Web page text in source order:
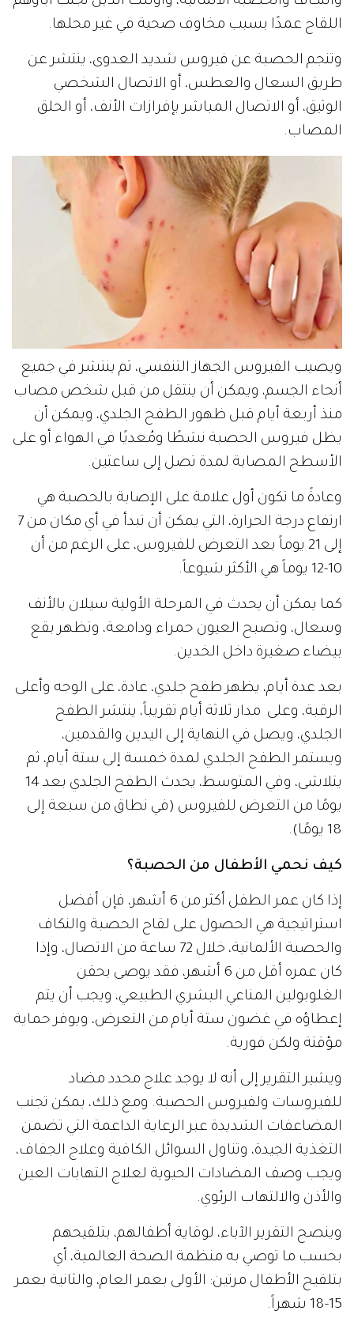
اللقاح عمدًا بسبب مخاوف صحية في غير محلها.
وتنجم الحصبة عن فيروس شديد العدوى، ينتشر عن
طريق السعال والعطس، أو الاتصال الشخصي
الوثيق، أو الاتصال المباشر بإفرازات الأنف، أو الحلق
المصاب.
ويصيب الفيروس الجهاز التنفسي، ثم ينتشر في جميع
أنحاء الجسم، ويمكن أن ينتقل من قبل شخص مصاب
منذ أربعة أيام قبل ظهور الطفح الجلدي، ويمكن أن
يظل فيروس الحصبة نشطًا ومُعديًا في الهواء أو على
الأسطح المصابة لمدة تصل إلى ساعتين.
وعادةً ما تكون أول علامة على الإصابة بالحصبة هي
ارتفاع درجة الحرارة، التي يمكن أن تبدأ في أي مكان من 7
إلى 21 يوماً بعد التعرض للفيروس، على الرغم من أن
10-12 يوماً هي الأكثر شيوعاً.
كما يمكن أن يحدث في المرحلة الأولية سيلان بالأنف
وسعال، وتصبح العيون حمراء ودامعة، وتظهر بقع
بيضاء صغيرة داخل الخدين.
بعد عدة أيام، يظهر طفح جلدي، عادة، على الوجه وأعلى
الرقبة، وعلى مدار ثلاثة أيام تقريباً، ينتشر الطفح
الجلدي، ويصل في النهاية إلى اليدين والقدمين،
ويستمر الطفح الجلدي لمدة خمسة إلى ستة أيام، ثم
يتلاشى، وفي المتوسط​، يحدث الطفح الجلدي بعد 14
يومًا من التعرض للفيروس (في نطاق من سبعة إلى
18 يومًا).
كيف نحمي الأطفال من الحصبة؟
إذا كان عمر الطفل أكثر من 6 أشهر، فإن أفضل
استراتيجية هي الحصول على لقاح الحصبة والنكاف
والحصبة الألمانية، خلال 72 ساعة من الاتصال، وإذا
كان عمره أقل من 6 أشهر، فقد يوصى بحقن
الغلوبولين المناعي البشري الطبيعي، ويجب أن يتم
إعطاؤه في غضون ستة أيام من التعرض، ويوفر حماية
مؤقتة ولكن فورية.
ويشير التقرير إلى أنه لا يوجد علاج محدد مضاد
للفيروسات ولفيروس الحصبة. ومع ذلك، يمكن تجنب
المضاعفات الشديدة عبر الرعاية الداعمة التي تضمن
التغذية الجيدة، وتناول السوائل الكافية وعلاج الجفاف،
ويجب وصف المضادات الحيوية لعلاج التهابات العين
والأذن والالتهاب الرئوي.
وينصح التقرير الآباء، لوقاية أطفالهم، بتلقيحهم
بحسب ما توصي به منظمة الصحة العالمية، أي
بتلقيح الأطفال مرتين: الأولى بعمر العام، والثانية بعمر
15-18 شهراً.